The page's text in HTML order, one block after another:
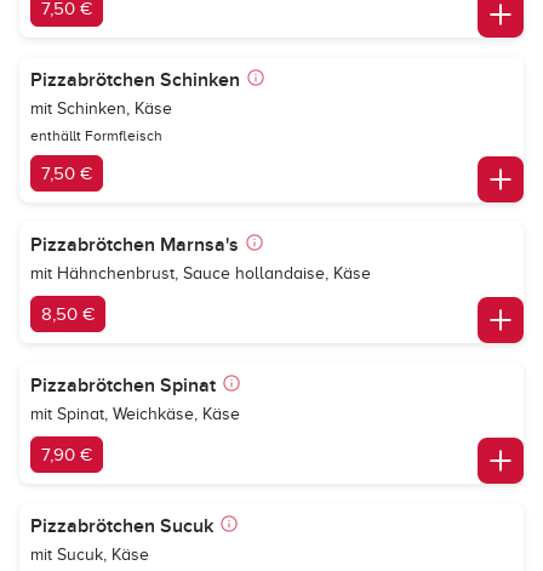
7,50 €
Pizzabrötchen Schinken
mit Schinken, Käse
enthällt Formfleisch
7,50 €
Pizzabrötchen Marnsa's
mit Hähnchenbrust, Sauce hollandaise, Käse
8,50 €
Pizzabrötchen Spinat
mit Spinat, Weichkäse, Käse
7,90 €
Pizzabrötchen Sucuk
mit Sucuk, Käse